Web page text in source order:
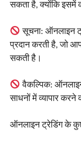
सकता है, क्योंकि इसमें
सूचना: ऑनलाइन
प्रदान करती है, जो
सकती है।
वैकल्पिक: ऑनलाइन
साधनों में व्यापार करने
ऑनलाइन ट्रेडिंग के